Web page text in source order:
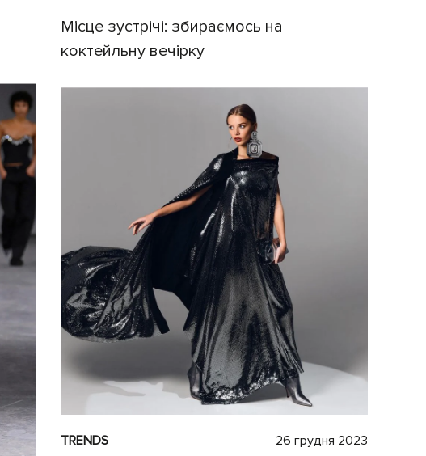
Місце зустрічі: збираємось на
коктейльну вечірку
TRENDS 26 грудня 2023